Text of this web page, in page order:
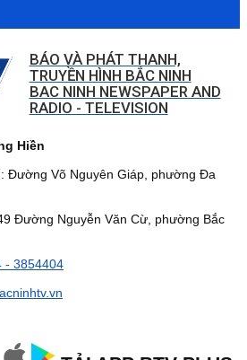
BÁO VÀ PHÁT THANH,
TRUYỀN HÌNH BẮC NINH
BAC NINH NEWSPAPER AND
RADIO - TELEVISION
Hiền
Đường Võ Nguyên Giáp, phường Đa
Nguyễn Văn Cừ, phường Bắc
- 3854404